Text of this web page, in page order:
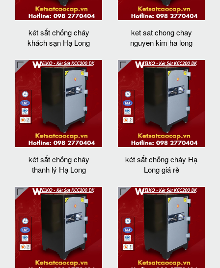
két sắt chống cháy
khách sạn Hạ Long
ket sat chong chay
nguyen kim ha long
két sắt chống cháy
thanh lý Hạ Long
két sắt chống cháy Hạ
Long giá rẻ